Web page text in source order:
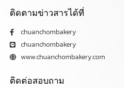
ติดตามข่าวสารได้ที่
chuanchombakery
chuanchombakery
www.chuanchombakery.com
ติดต่อสอบถาม